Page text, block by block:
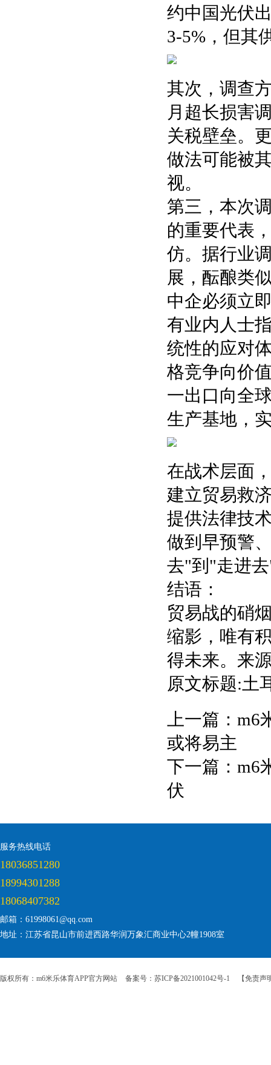
约中国光伏
3-5%，但其
其次，调查
月超长损害
关税壁垒。
做法可能被
视。
第三，本次
的重要代表
仿。据行业
展，酝酿类
中企必须立
有业内人士
统性的应对
格竞争向价
一出口向全
生产基地，
在战术层面
建立贸易救
提供法律技
做到早预警
去"到"走进
结语：
贸易战的硝
缩影，唯有
得未来。来
原文标题:土
上一篇： m6
或将易主
下一篇： m6
伏
服务热线电话
18036851280
18994301288
18068407382
邮箱：61998061@qq.com
地址：江苏省昆山市前进西路华润万象汇商业中心2幢1908室
版权所有：m6米乐体育APP官方网站 备案号：苏ICP备2021001042号-1 【免责声